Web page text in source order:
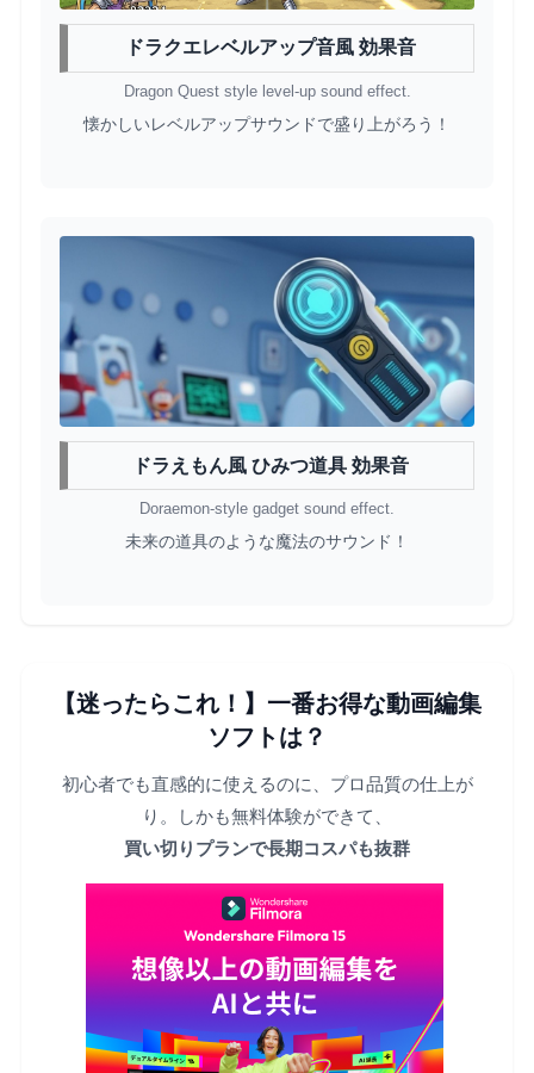
ドラクエレベルアップ音風 効果音
Dragon Quest style level-up sound effect.
懐かしいレベルアップサウンドで盛り上がろう！
ドラえもん風 ひみつ道具 効果音
Doraemon-style gadget sound effect.
未来の道具のような魔法のサウンド！
【迷ったらこれ！】一番お得な動画編集
ソフトは？
初心者でも直感的に使えるのに、プロ品質の仕上が
り。しかも無料体験ができて、
買い切りプランで長期コスパも抜群